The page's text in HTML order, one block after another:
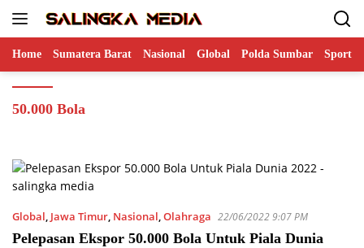
Home Sumatera Barat Nasional Global Polda Sumbar Sports
50.000 Bola
Global, Jawa Timur, Nasional,Olahraga 22/06/2022 9:07 PM
Pelepasan Ekspor 50.000 Bola Untuk Piala Dunia